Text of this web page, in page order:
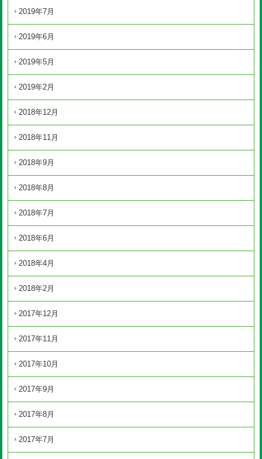
2019年7月
2019年6月
2019年5月
2019年2月
2018年12月
2018年11月
2018年9月
2018年8月
2018年7月
2018年6月
2018年4月
2018年2月
2017年12月
2017年11月
2017年10月
2017年9月
2017年8月
2017年7月